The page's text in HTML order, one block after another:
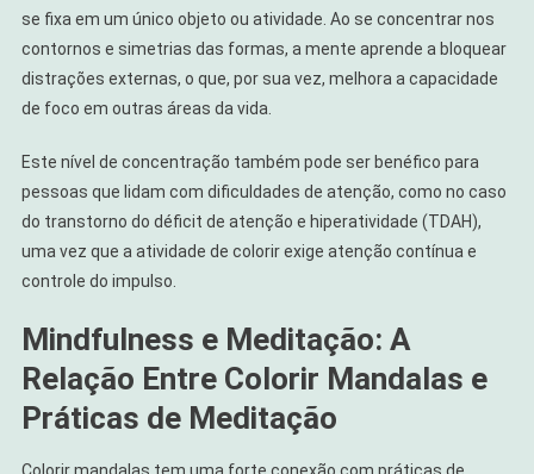
se fixa em um único objeto ou atividade. Ao se concentrar nos
contornos e simetrias das formas, a mente aprende a bloquear
distrações externas, o que, por sua vez, melhora a capacidade
de foco em outras áreas da vida.
Este nível de concentração também pode ser benéfico para
pessoas que lidam com dificuldades de atenção, como no caso
do transtorno do déficit de atenção e hiperatividade (TDAH),
uma vez que a atividade de colorir exige atenção contínua e
controle do impulso.
Mindfulness e Meditação: A
Relação Entre Colorir Mandalas e
Práticas de Meditação
Colorir mandalas tem uma forte conexão com práticas de